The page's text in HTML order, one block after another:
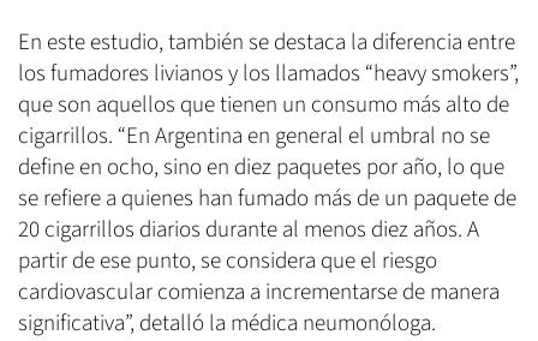
En este estudio, también se destaca la diferencia entre
los fumadores livianos y los llamados “heavy smokers”,
que son aquellos que tienen un consumo más alto de
cigarrillos. “En Argentina en general el umbral no se
define en ocho, sino en diez paquetes por año, lo que
se refiere a quienes han fumado más de un paquete de
20 cigarrillos diarios durante al menos diez años. A
partir de ese punto, se considera que el riesgo
cardiovascular comienza a incrementarse de manera
significativa”, detalló la médica neumonóloga.